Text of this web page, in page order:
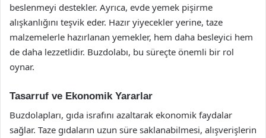
beslenmeyi destekler. Ayrıca, evde yemek pişirme
alışkanlığını teşvik eder. Hazır yiyecekler yerine, taze
malzemelerle hazırlanan yemekler, hem daha besleyici hem
de daha lezzetlidir. Buzdolabı, bu süreçte önemli bir rol
oynar.
Tasarruf ve Ekonomik Yararlar
Buzdolapları, gıda israfını azaltarak ekonomik faydalar
sağlar. Taze gıdaların uzun süre saklanabilmesi, alışverişlerin